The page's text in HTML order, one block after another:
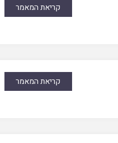
קריאת המאמר
קריאת המאמר